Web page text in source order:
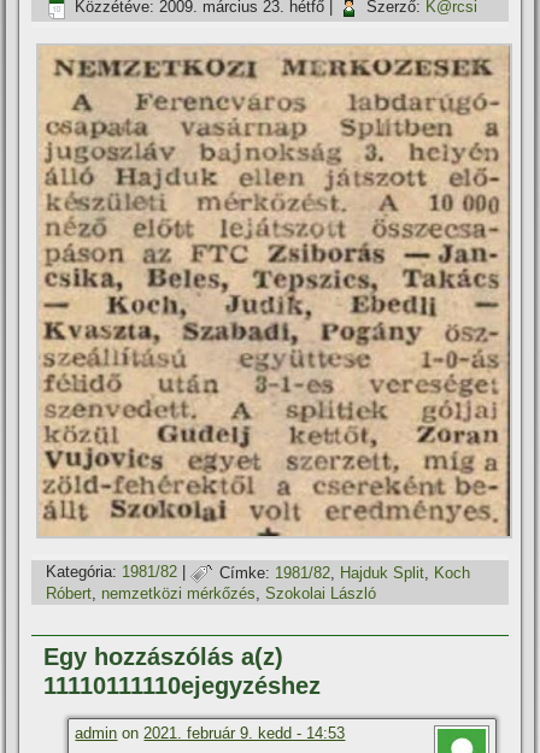
Közzétéve: 2009. március 23. hétfő Szerző: K@rcsi
Kategória: 1981/82 | Címke: 1981/82 Hajduk Split Koch
Róbert, nemzetközi mérkőzés,Szokolai László
Egy hozzászólás a(z)
11110111110ejegyzéshez
admin on2021. február 9. kedd - 14:53